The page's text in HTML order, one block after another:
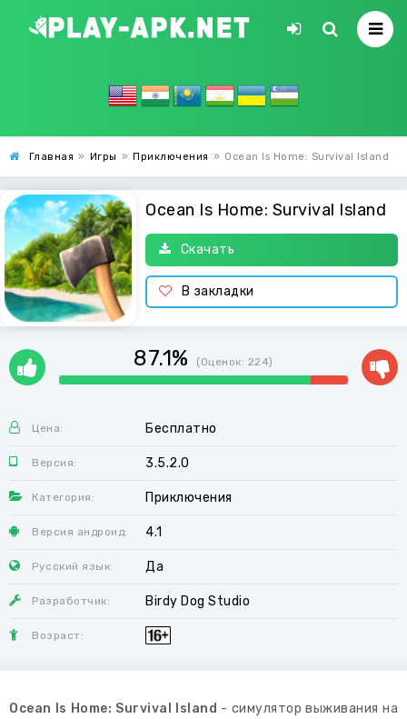
Главная » Игры » Приключения » Ocean Is Home: Survival Island
Ocean Is Home: Survival Island
Скачать
В закладки
87.1% (Оценок: 224)
Цена: Бесплатно
Версия: 3.5.2.0
Категория: Приключения
Версия андроид: 4.1
Русский язык: Да
Разработчик: Birdy Dog Studio
Возраст:
Ocean Is Home: Survival Island - симулятор выживания на